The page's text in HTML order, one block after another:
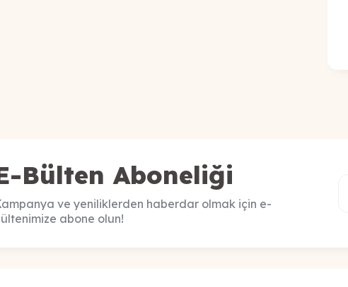
Bülten Aboneliği
ve yeniliklerden haberdar olmak için e-
abone olun!